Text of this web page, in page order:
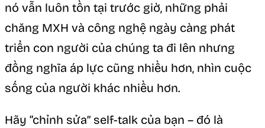
nó vẫn luôn tồn tại trước giờ, những phải
chăng MXH và công nghệ ngày càng phát
triển con người của chúng ta đi lên nhưng
đồng nghĩa áp lực cũng nhiều hơn, nhìn cuộc
sống của người khác nhiều hơn.
Hãy “chỉnh sửa” self-talk của bạn – đó là